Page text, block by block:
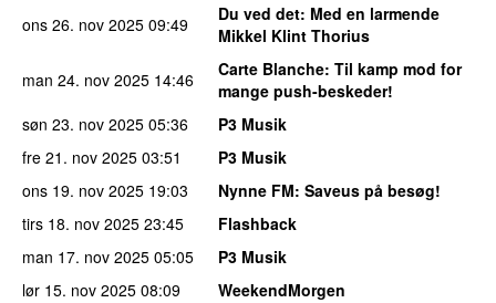
ons 26. nov 2025 09:49 Du ved det: Med en larmende
Mikkel Klint Thorius
man 24. nov 2025 14:46 Carte Blanche: Til kamp mod for
mange push-beskeder!
søn 23. nov 2025 05:36
P3 Musik
fre 21. nov 2025 03:51
P3 Musik
ons 19. nov 2025 19:03 Nynne FM: Saveus på besøg!
tirs 18. nov 2025 23:45
Flashback
man 17. nov 2025 05:05
P3 Musik
lør 15. nov 2025 08:09
WeekendMorgen